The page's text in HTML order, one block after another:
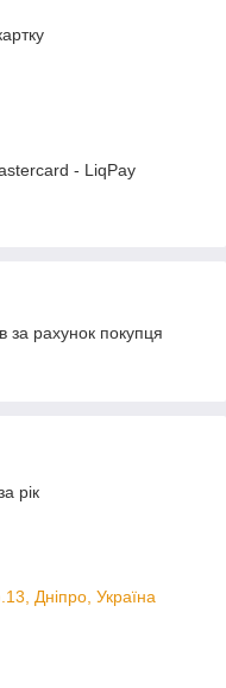
- LiqPay
за рахунок покупця
рік
Дніпро, Україна